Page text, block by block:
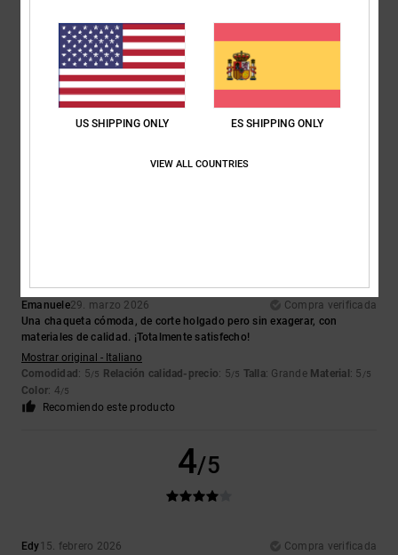
26. mayo 2026
Buena chaqueta
Mostrar original - Dutch
Recomiendo este producto
Emanuele29. marzo 2026
Compra verificada
Una chaqueta cómoda, de corte holgado pero sin exagerar, con
materiales de calidad. ¡Totalmente satisfecho!
Mostrar original - Italiano
Comodidad : 5/5 Relación calidad-precio: 5/5 Talla: Grande Material : 5 /5
Color: 4/5
Recomiendo este producto
4/5
Edy15. febrero 2026
Compra verificada
US SHIPPING ONLY ES SHIPPING ONLY
VIEW ALL COUNTRIES